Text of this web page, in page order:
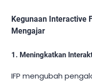
Kegunaan Interactive
Mengajar
1. Meningkatkan
IFP mengubah